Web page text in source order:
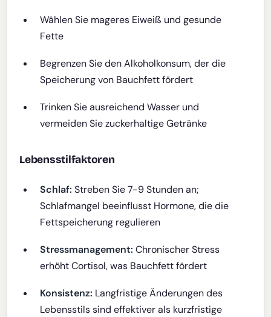
Wählen Sie mageres Eiweiß und gesunde
Fette
Begrenzen Sie den Alkoholkonsum, der die
Speicherung von Bauchfett fördert
Trinken Sie ausreichend Wasser und
vermeiden Sie zuckerhaltige Getränke
Lebensstilfaktoren
Schlaf: Streben Sie 7-9 Stunden an;
Schlafmangel beeinflusst Hormone, die die
Fettspeicherung regulieren
Stressmanagement: Chronischer Stress
erhöht Cortisol, was Bauchfett fördert
Konsistenz: Langfristige Änderungen des
Lebensstils sind effektiver als kurzfristige